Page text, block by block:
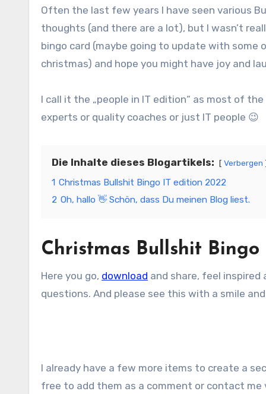
Often the last few years I have seen various
thoughts (and there are a lot), but I wasn’t
bingo card (maybe going to update with
christmas) and hope you might have joy and
I call it the „people in IT edition“ as most of
experts or quality coaches or just IT people 😉
Die Inhalte dieses Blogartikels: Verbergen
1 Christmas Bullshit Bingo IT edition 2022
2 Oh, hallo 👋 Schön, dass Du meinen Blog liest.
Christmas Bullshit
Here you go, download and share, feel
questions. And please see this with a smile
I already have a few more items to create a
free to add them as a comment or contact me